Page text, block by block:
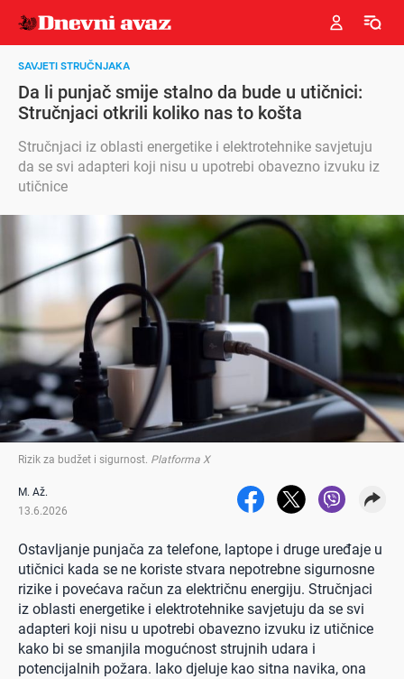
SAVJETI STRUČNJAKA
Da li punjač smije stalno da bude u utičnici:
Stručnjaci otkrili koliko nas to košta
Stručnjaci iz oblasti energetike i elektrotehnike savjetuju
da se svi adapteri koji nisu u upotrebi obavezno izvuku iz
utičnice
Rizik za budžet i sigurnost. Platforma X
M. Až.
13.6.2026
Ostavljanje punjača za telefone, laptope i druge uređaje u
utičnici kada se ne koriste stvara nepotrebne sigurnosne
rizike i povećava račun za električnu energiju. Stručnjaci
iz oblasti energetike i elektrotehnike savjetuju da se svi
adapteri koji nisu u upotrebi obavezno izvuku iz utičnice
kako bi se smanjila mogućnost strujnih udara i
potencijalnih požara. Iako djeluje kao sitna navika, ona